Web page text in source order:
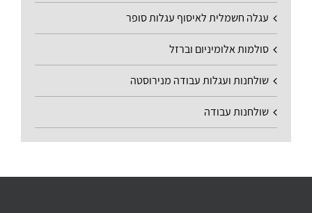
עגלה חשמלית לאיסוף עגלות סופר
סולמות אלומיניום וברזל
שולחנות ועגלות עבודה מנירוסטה
שולחנות עבודה